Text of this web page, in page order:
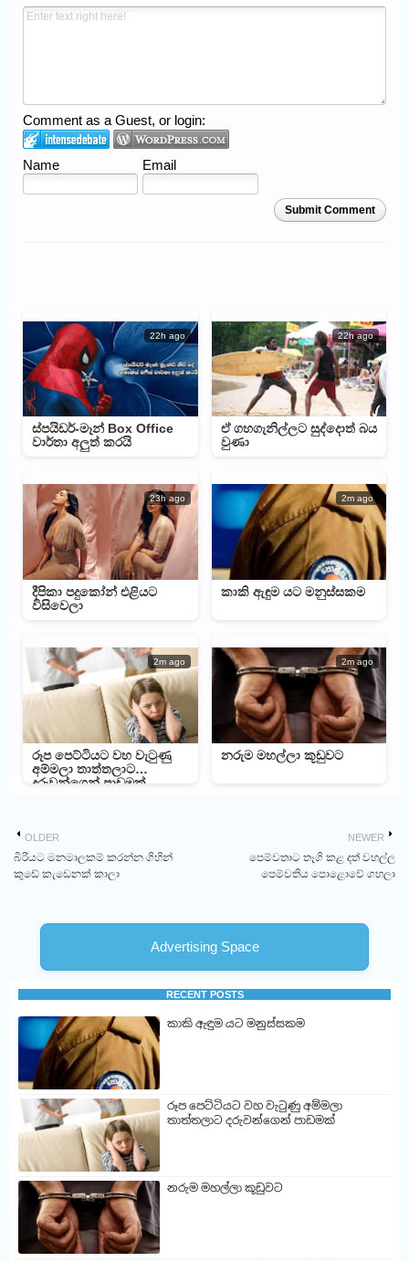
Comment as a Guest, or login:
Name Email
Submit Comment
22h ago
ස්පයිඩර්-මෑන් Box Office
වාර්තා අලුත් කරයි
22h ago
ඒ ගහගැනිල්ලට සුද්දොත් බය
වුණා
23h ago
දීපිකා පදුකෝන් එළියට
විසිවෙලා
2m ago
කාකි ඇඳුම යට මනුස්සකම
2m ago
රූප පෙට්ටියට වහ වැටුණු
අම්මලා තාත්තලාට
දරුවන්ගෙන් පාඩමක්
2m ago
නරුම මහල්ලා කූඩුවට
NEWER
පෙම්වතාට තෑගි කළ දත් වහල්ල
පෙම්වතිය පොළොවේ ගහලා
OLDER
බිරියට මනමාලකම් කරන්න ගිහින්
කුඩේ කැඩෙනක් කාලා
Advertising Space
RECENT POSTS
කාකි ඇඳුම යට මනුස්සකම
රූප පෙට්ටියට වහ වැටුණු අම්මලා
තාත්තලාට දරුවන්ගෙන් පාඩමක්
නරුම මහල්ලා කූඩුවට